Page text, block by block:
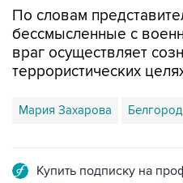
По словам
бессмысленные с
враг осуществляет
террористических
Мария Захарова Белгород
Купить подписку на